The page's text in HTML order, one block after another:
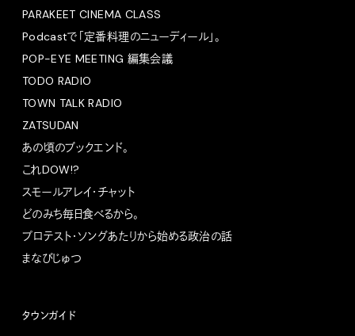
PARAKEET CINEMA CLASS
Podcastで「定番料理のニューディール」。
POP-EYE MEETING 編集会議
TODO RADIO
TOWN TALK RADIO
ZATSUDAN
あの頃のブックエンド。
これDOW!?
スモールアレイ・チャット
どのみち毎日食べるから。
プロテスト・ソングあたりから始める政治の話
まなびじゅつ
タウンガイド